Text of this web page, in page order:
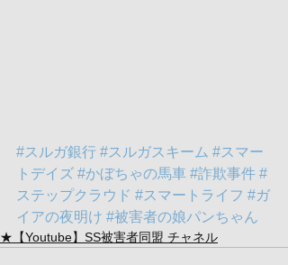
#スルガ銀行 #スルガスキーム #スマー
トデイズ #かぼちゃの馬車 #詐欺事件 #
ステップクラウド #スマートライフ #ガ
イアの夜明け #被害者の娘パンちゃん
★【Youtube】SS被害者同盟 チャネル